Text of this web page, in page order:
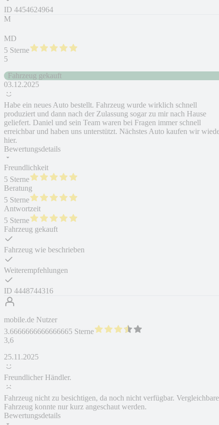
ID 4454624964
M
MD
5 Sterne
5
Fahrzeug gekauft
03.12.2025
Habe ein neues Auto bestellt. Fahrzeug wurde wirklich schnell
produziert und dann nach der Zulassung sogar zu mir nach Hause
geliefert. Daniel und sein Team waren bei Fragen immer schnell
erreichbar und haben uns unterstützt. Nächstes Auto kaufen wir
hier.
Bewertungsdetails
Freundlichkeit
5 Sterne
Beratung
5 Sterne
Antwortzeit
5 Sterne
Fahrzeug gekauft
Fahrzeug wie beschrieben
Weiterempfehlungen
ID 4448744316
mobile.de Nutzer
3.6666666666666665 Sterne
3,6
25.11.2025
Freundlicher Händler.
Fahrzeug nicht zu besichtigen, da noch nicht verfügbar.
Fahrzeug konnte nur kurz angeschaut werden.
Bewertungsdetails